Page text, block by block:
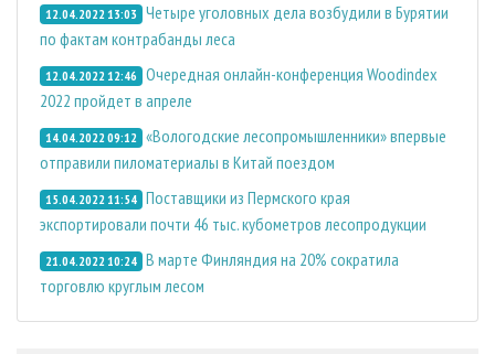
12.04.2022 13:03 Четыре уголовных дела возбудили в Бурятии
по фактам контрабанды леса
12.04.2022 12:46 Очередная онлайн-конференция Woodindex
2022 пройдет в апреле
14.04.2022 09:12 «Вологодские лесопромышленники» впервые
отправили пиломатериалы в Китай поездом
15.04.2022 11:54 Поставщики из Пермского края
экспортировали почти 46 тыс. кубометров лесопродукции
21.04.2022 10:24 В марте Финляндия на 20% сократила
торговлю круглым лесом